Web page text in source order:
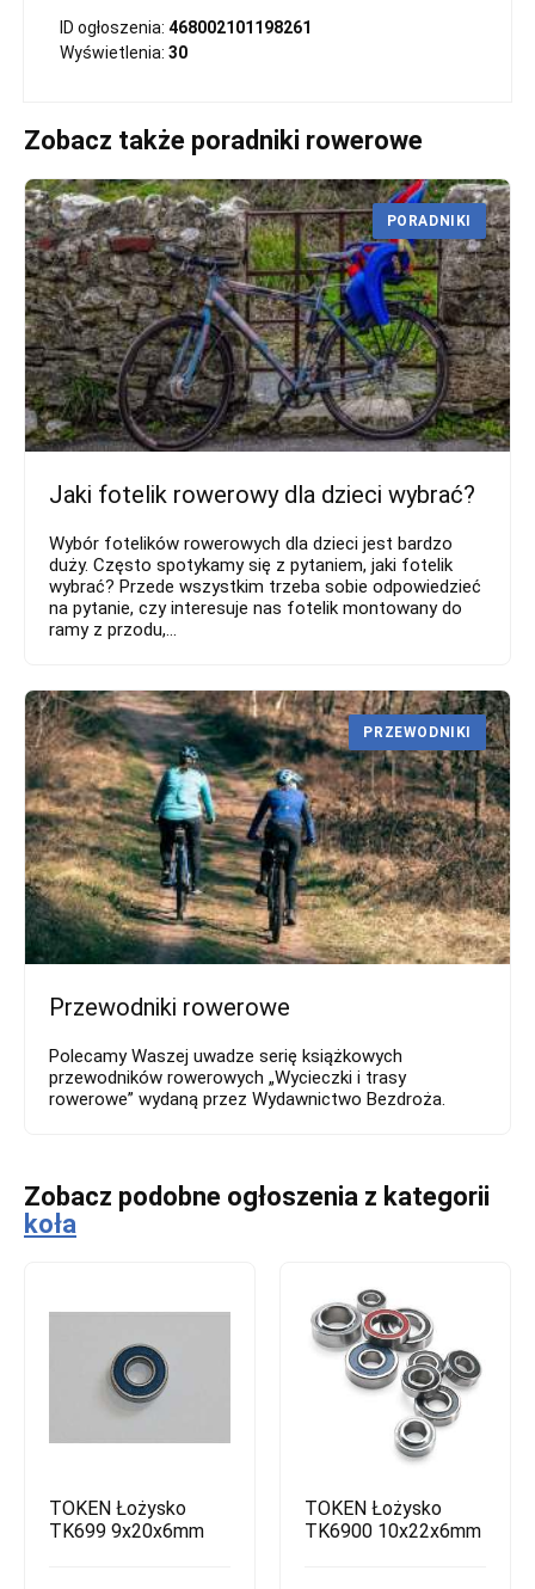
ID ogłoszenia: 468002101198261
Wyświetlenia: 30
Zobacz także poradniki rowerowe
Jaki fotelik rowerowy dla dzieci wybrać?
Wybór fotelików rowerowych dla dzieci jest bardzo
duży. Często spotykamy się z pytaniem, jaki fotelik
wybrać? Przede wszystkim trzeba sobie odpowiedzieć
na pytanie, czy interesuje nas fotelik montowany do
ramy z przodu,...
PORADNIKI
Przewodniki rowerowe
Polecamy Waszej uwadze serię książkowych
przewodników rowerowych „Wycieczki i trasy
rowerowe” wydaną przez Wydawnictwo Bezdroża.
PRZEWODNIKI
Zobacz podobne ogłoszenia z kategorii
koła
TOKEN Łożysko
TK699 9x20x6mm
TOKEN Łożysko
TK6900 10x22x6mm